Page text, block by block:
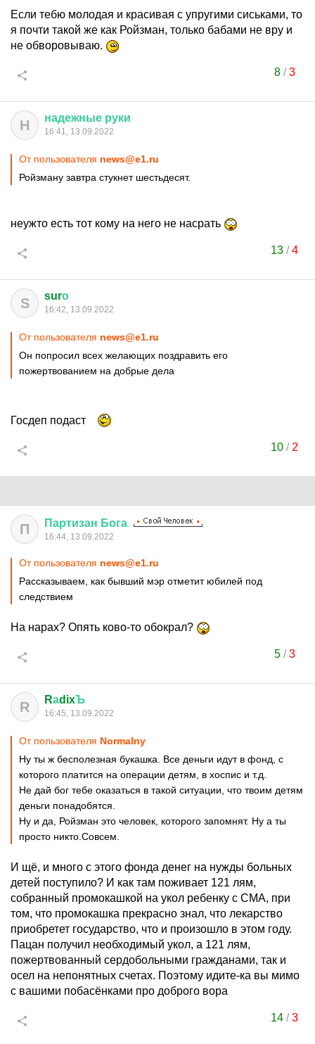
Если тебю молодая и красивая с упругими сиськами, то
я почти такой же как Ройзман, только бабами не вру и
не обворовываю.
8/3
Н надежные руки
16:41, 13.09.2022
От пользователя news@e1.ru
Ройзману завтра стукнет шестьдесят.
неужто есть тот кому на него не насрать
13 /4
S surо
16:42, 13.09.2022
От пользователя news@e1.ru
Он попросил всех желающих поздравить его
пожертвованием на добрые дела
Госдеп подаст
10 / 2
П Партизан Бога
16:44, 13.09.2022
От пользователя news@e1.ru
Рассказываем, как бывший мэр отметит юбилей под
следствием
На нарах? Опять ково-то обокрал?
5/3
R RаdixЪ
16:45, 13.09.2022
От пользователя Normalny
Ну ты ж бесполезная букашка. Все деньги идут в фонд, с
которого платится на операции детям, в хоспис и т.д.
Не дай бог тебе оказаться в такой ситуации, что твоим детям
деньги понадобятся.
Ну и да, Ройзман это человек, которого запомнят. Ну а ты
просто никто.Совсем.
И щё, и много с этого фонда денег на нужды больных
детей поступило? И как там поживает 121 лям,
собранный промокашкой на укол ребенку с СМА, при
том, что промокашка прекрасно знал, что лекарство
приобретет государство, что и произошло в этом году.
Пацан получил необходимый укол, а 121 лям,
пожертвованный сердобольными гражданами, так и
осел на непонятных счетах. Поэтому идите-ка вы мимо
с вашими побасёнками про доброго вора
14 /3